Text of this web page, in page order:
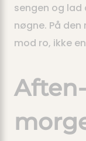
sengen og
nøgne. På
mod ro, ikke